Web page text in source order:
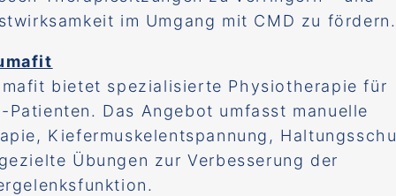
im Umgang mit CMD zu fördern.
bietet spezialisierte Physiotherapie für
Patienten. Das Angebot umfasst manuelle
Kiefermuskelentspannung,
Übungen zur Verbesserung der